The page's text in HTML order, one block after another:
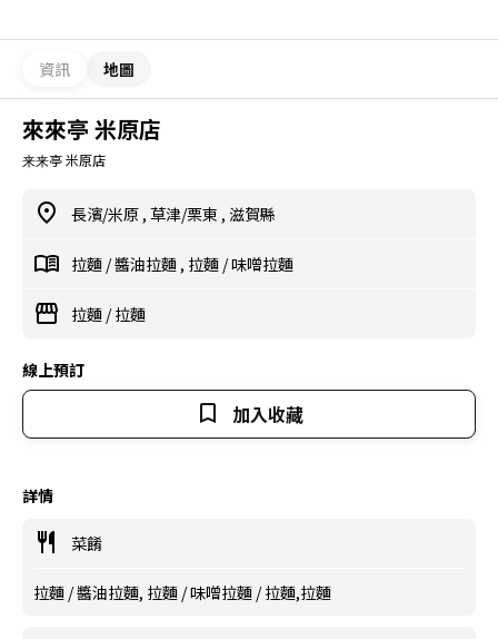
資訊 地圖
來來亭 米原店
来来亭 米原店
長濱/米原 , 草津/栗東 , 滋賀縣
拉麵 /醬油拉麵 , 拉麵 /味噌拉麵
拉麵 /拉麵
線上預訂
加入收藏
詳情
菜餚
拉麵 / 醬油拉麵, 拉麵 / 味噌拉麵 / 拉麵,拉麵